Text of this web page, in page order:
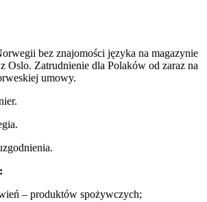
bez znajomości języka na magazynie
Oslo. Zatrudnienie dla Polaków od zaraz na
umowy.
– produktów spożywczych;